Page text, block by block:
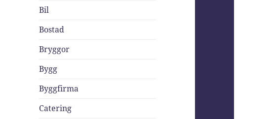
Bil
Bostad
Bryggor
Bygg
Byggfirma
Catering